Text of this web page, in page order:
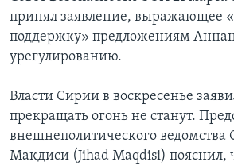
принял заявление, выражающее
поддержку» предложениям
урегулированию.
Власти Сирии в воскресенье
прекращать огонь не станут.
внешнеполитического
Макдиси (Jihad Maqdisi) пояснил,